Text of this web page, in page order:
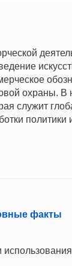
охраны. В
служит
политики
факты